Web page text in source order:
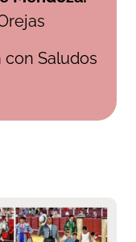
con Saludos